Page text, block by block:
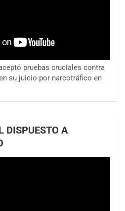
pruebas cruciales contra
su juicio por narcotráfico en
DISPUESTO A